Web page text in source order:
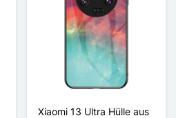
Xiaomi 13 Ultra Hülle aus